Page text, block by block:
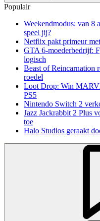
Populair
Weekendmodus: van 8
speel jij?
Netflix pakt primeur
GTA 6-moederbedrijf:
logisch
Beast of Reincarnation
roedel
Loot Drop: Win
PS5
Nintendo Switch 2
Jazz Jackrabbit 2 Plus
toe
Halo Studios geraakt